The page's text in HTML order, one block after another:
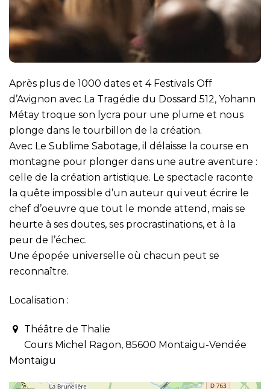
Après plus de 1000 dates et 4 Festivals Off
d’Avignon avec La Tragédie du Dossard 512, Yohann
Métay troque son lycra pour une plume et nous
plonge dans le tourbillon de la création.
Avec Le Sublime Sabotage, il délaisse la course en
montagne pour plonger dans une autre aventure :
celle de la création artistique. Le spectacle raconte
la quête impossible d’un auteur qui veut écrire le
chef d’oeuvre que tout le monde attend, mais se
heurte à ses doutes, ses procrastinations, et à la
peur de l’échec.
Une épopée universelle où chacun peut se
reconnaître.
Localisation :
Théâtre de Thalie
Cours Michel Ragon, 85600 Montaigu-Vendée
Montaigu